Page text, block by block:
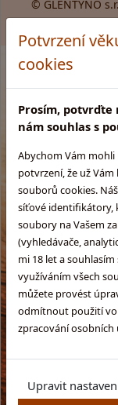
Potvrzení
cookies
Prosím, potvrďte
nám souhlas s
Abychom Vám
potvrzení, že už
souborů cookies.
síťové identifikátory,
soubory na Vašem
(vyhledávače,
mi 18 let a
využíváním všech
můžete provést
odmítnout použití
zpracování osobních
Upravit
© GLENTYNO